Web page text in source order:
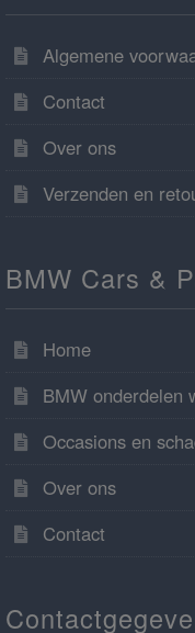
Algemene
Contact
Over ons
Verzenden en
BMW Cars &
Home
BMW onderdelen
Occasions en
Over ons
Contact